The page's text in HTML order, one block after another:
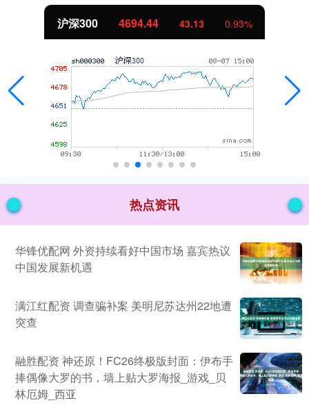
北证50 1134.24 11.37 1.01%
热点资讯
华锋优配网 外资持续看好中国市场 嘉宾热议
中国发展新机遇
满江红配资 调查骗补案 美明尼苏达州22地遭
突查
融胜配资 神还原！FC26终极版封面：伊布手
捧偶像大罗的书，墙上贴大罗海报_游戏_贝
林厄姆_西亚